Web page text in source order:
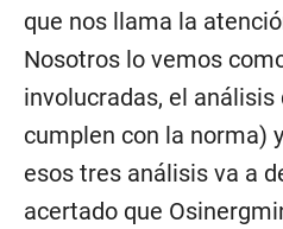
que nos llama la
Nosotros lo vemos
involucradas, el
cumplen con la norma)
esos tres análisis va a
acertado que